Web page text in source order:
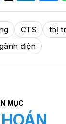
CTS
thị
điện
MỤC